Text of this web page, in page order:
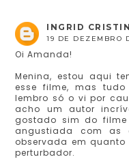
INGRID
19 DE DEZEMBRO
Oi Amanda!
Menina, estou aqui
esse filme, mas
lembro só o vi por
acho um autor
gostado sim do
angustiada com as
observada em
perturbador.